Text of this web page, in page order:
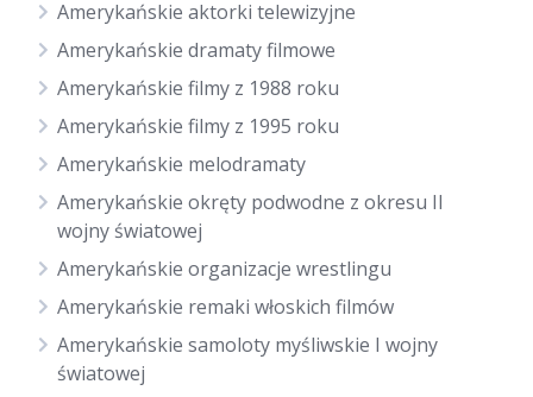
Amerykańskie aktorki telewizyjne
Amerykańskie dramaty filmowe
Amerykańskie filmy z 1988 roku
Amerykańskie filmy z 1995 roku
Amerykańskie melodramaty
Amerykańskie okręty podwodne z okresu II
wojny światowej
Amerykańskie organizacje wrestlingu
Amerykańskie remaki włoskich filmów
Amerykańskie samoloty myśliwskie I wojny
światowej